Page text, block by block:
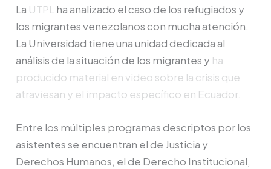
La UTPL ha analizado el caso de los refugiados y
los migrantes venezolanos con mucha atención.
La Universidad tiene una unidad dedicada al
análisis de la situación de los migrantes y ha
producido material en video sobre la crisis que
atraviesan y el impacto específico en Ecuador.
Entre los múltiples programas descriptos por los
asistentes se encuentran el de Justicia y
Derechos Humanos, el de Derecho Institucional,